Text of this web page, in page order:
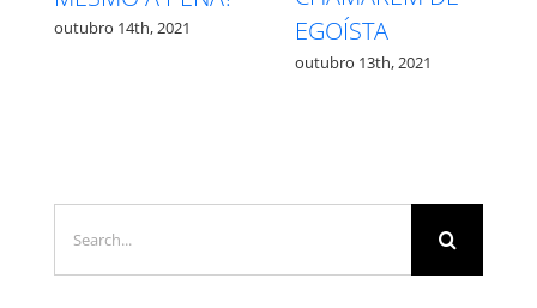
QUAL?
outubro 27th, 2021
for: